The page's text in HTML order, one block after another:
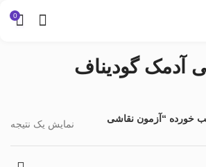
0
آدمک گودیناف
خورده “آزمون نقاشی
نمایش یک نتیجه